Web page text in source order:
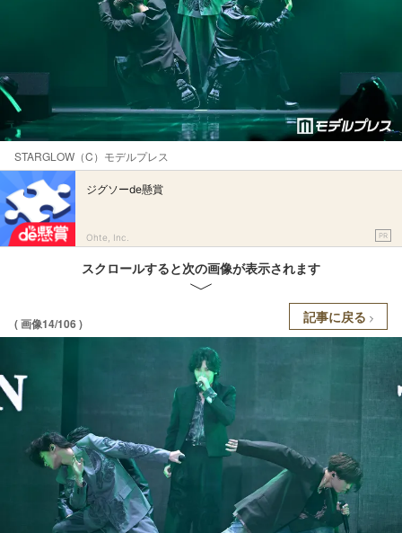
STARGLOW（C）モデルプレス
ジグソーde懸賞
Ohte, Inc. PR
スクロールすると次の画像が表示されます
( 画像14/106 ) 記事に戻る